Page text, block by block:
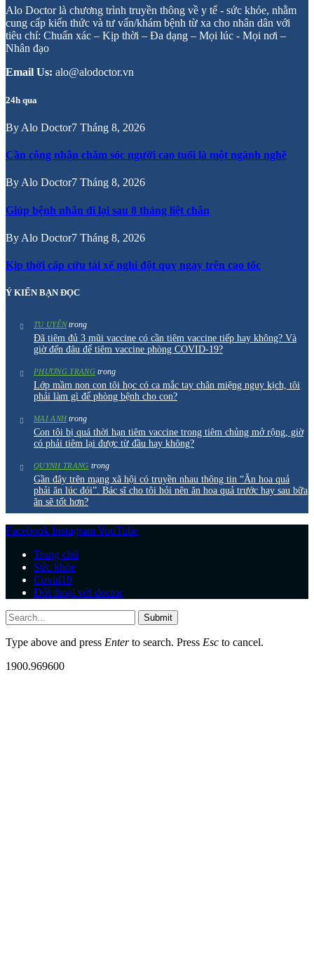
Alo Doctor là chương trình truyền thông về y tế - sức khỏe, nhằm
cung cấp kiến thức và tư vấn/khám bệnh từ xa cho nhân dân với
tiêu chí: Chuẩn xác – Kịp thời – Đa dạng – Mọi lúc - Mọi nơi –
Nhân đạo
Email Us: alo@alodoctor.vn
24h qua
By Alo Doctor7 Tháng 8, 2026
Cần công nhận chăm sóc người cao tuổi là một ngành nghề
By Alo Doctor7 Tháng 8, 2026
Giúp bệnh nhân đi lại sau 8 tháng liệt chân
By Alo Doctor7 Tháng 8, 2026
Kịp thời cấp cứu tài xế nghi đột quỵ ngay trên cao tốc
Ý KIẾN BẠN ĐỌC
TU UYÊNtrong
Đã tiêm đủ 3 mũi vaccine có cần tiêm vaccine tiếp hay không? Và
giờ đến đâu để tiêm vaccine phòng COVID-19?
PHƯƠNG TRANGtrong
Lớp mầm non con tôi học có ca mắc tay chân miệng nguy kịch, tôi
phải làm gì để phòng bệnh cho con?
MAI ANH trong
Con tôi bị quá thời hạn tiêm vaccine trong tiêm chủng mở rộng, giờ
có phải tiêm lại được từ đầu hay không?
QUYNH TRANG trong
Gần đây trên mạng xã hội có truyền nhau thông tin “Ăn hoa quả
phải ăn lúc đói”. Bác sĩ cho tôi hỏi nên ăn hoa quả trước hay sau bữa
ăn sẽ tốt hơn?
Facebook InstagramYouTube
Trang chủ
Sức khỏe
Covid19
Đối thoại với doctor
Submit
Type above and press Enterto search. Press Esc to cancel.
1900.969600